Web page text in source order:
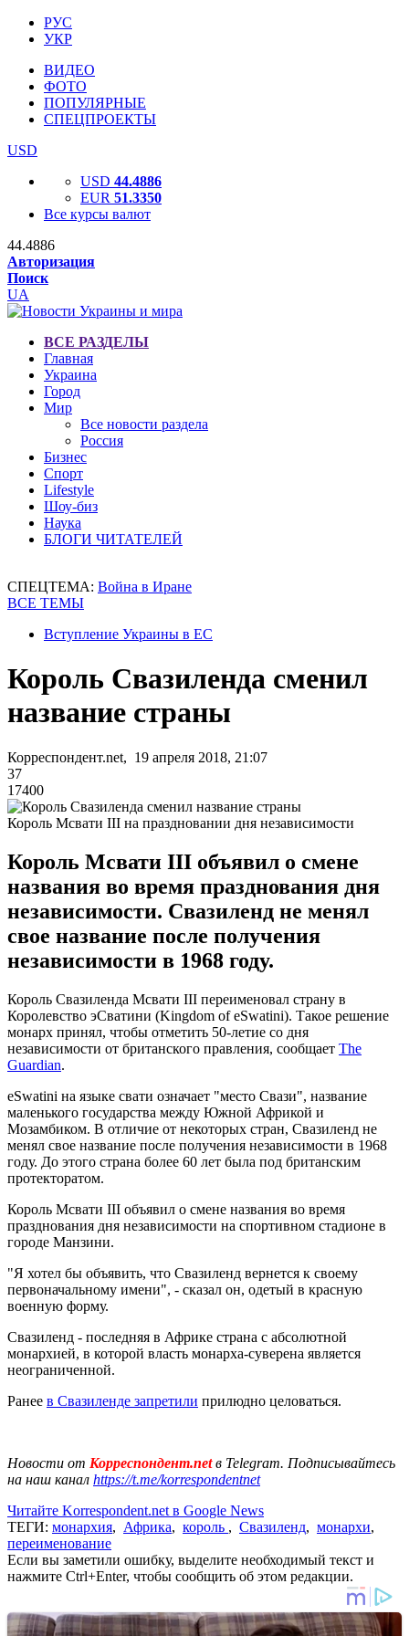
РУС
УКР
ВИДЕО
ФОТО
ПОПУЛЯРНЫЕ
СПЕЦПРОЕКТЫ
USD
USD 44.4886
EUR 51.3350
Все курсы валют
44.4886
Авторизация
Поиск
UA
ВСЕ РАЗДЕЛЫ
Главная
Украина
Город
Мир
Все новости раздела
Россия
Бизнес
Спорт
Lifestyle
Шоу-биз
Наука
БЛОГИ ЧИТАТЕЛЕЙ
СПЕЦТЕМА: Война в Иране
ВСЕ ТЕМЫ
Вступление Украины в ЕС
Король Свазиленда сменил
название страны
Корреспондент.net, 19 апреля 2018, 21:07
37
17400
Король Мсвати III на праздновании дня независимости
Король Мсвати III объявил о смене
названия во время празднования дня
независимости. Свазиленд не менял
свое название после получения
независимости в 1968 году.
Король Свазиленда Мсвати III переименовал страну в
Королевство эСватини (Kingdom of eSwatini). Такое решение
монарх принял, чтобы отметить 50-летие со дня
независимости от британского правления, сообщает The
Guardian.
eSwatini на языке свати означает "место Свази", название
маленького государства между Южной Африкой и
Мозамбиком. В отличие от некоторых стран, Свазиленд не
менял свое название после получения независимости в 1968
году. До этого страна более 60 лет была под британским
протекторатом.
Король Мсвати III объявил о смене названия во время
празднования дня независимости на спортивном стадионе в
городе Манзини.
"Я хотел бы объявить, что Свазиленд вернется к своему
первоначальному имени", - сказал он, одетый в красную
военную форму.
Свазиленд - последняя в Африке страна с абсолютной
монархией, в которой власть монарха-суверена является
неограниченной.
Ранее в Свазиленде запретили прилюдно целоваться.
Новости от Корреспондент.netв Telegram. Подписывайтесь
на наш канал https://t.me/korrespondentnet
Читайте Korrespondent.net в Google News
ТЕГИ: монархия, Африка, король , Свазиленд, монархи,
переименование
Если вы заметили ошибку, выделите необходимый текст и
нажмите Ctrl+Enter, чтобы сообщить об этом редакции.